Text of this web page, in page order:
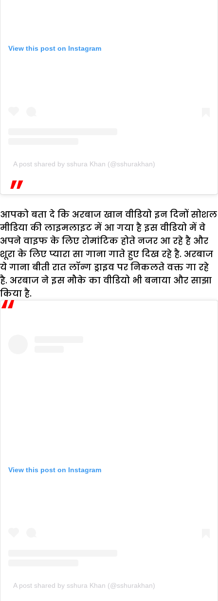
View this post on Instagram
A post shared by sshura Khan (@sshurakhan)
आपको बता दे कि अरबाज खान वीडियो इन दिनों सोशल
मीडिया की लाइमलाइट में आ गया है इस वीडियो में वे
अपने वाइफ के लिए रोमांटिक होते नजर आ रहे है और
शूरा के लिए प्यारा सा गाना गाते हुए दिख रहे है. अरबाज
ये गाना बीती रात लॉन्ग ड्राइव पर निकलते वक्त गा रहे
है. अरबाज ने इस मौके का वीडियो भी बनाया और साझा
किया है.
View this post on Instagram
A post shared by sshura Khan (@sshurakhan)